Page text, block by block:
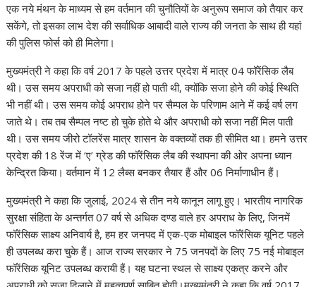
एक नये मंथन के माध्यम से हम वर्तमान की चुनौतियों के अनुरूप समाज को तैयार कर
सकेंगे, तो इसका लाभ देश की सर्वाधिक आबादी वाले राज्य की जनता के साथ ही यहां
की पुलिस फोर्स को ही मिलेगा।
मुख्यमंत्री ने कहा कि वर्ष 2017 के पहले उत्तर प्रदेश में मात्र 04 फॉरेंसिक लैब
थी। उस समय अपराधी को सजा नहीं हो पाती थी, क्योंकि सजा होने की कोई स्थिति
भी नहीं थी। उस समय कोई अपराध होने पर सैम्पल के परिणाम आने में कई वर्ष लग
जाते थे। तब तब सैम्पल नष्ट हो चुके होते थे और अपराधी को सजा नहीं मिल पाती
थी। उस समय जीरो टॉलरेंस मात्र शासन के वक्तव्यों तक ही सीमित था। हमने उत्तर
प्रदेश की 18 रेंज में ‘ए’ ग्रेड की फॉरेंसिक लैब की स्थापना की ओर अपना ध्यान
केन्द्रित किया। वर्तमान में 12 लैब्स बनकर तैयार हैं और 06 निर्माणाधीन हैं।
मुख्यमंत्री ने कहा कि जुलाई, 2024 से तीन नये कानून लागू हुए। भारतीय नागरिक
सुरक्षा संहिता के अन्तर्गत 07 वर्ष से अधिक दण्ड वाले हर अपराध के लिए, जिनमें
फॉरेंसिक साक्ष्य अनिवार्य है, हम हर जनपद में एक-एक मोबाइल फॉरेंसिक यूनिट पहले
ही उपलब्ध करा चुके हैं। आज राज्य सरकार ने 75 जनपदों के लिए 75 नई मोबाइल
फॉरेंसिक यूनिट उपलब्ध करायी हैं। यह घटना स्थल से साक्ष्य एकत्र करने और